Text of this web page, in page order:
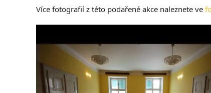
Více fotografií z této podařené akce naleznete ve